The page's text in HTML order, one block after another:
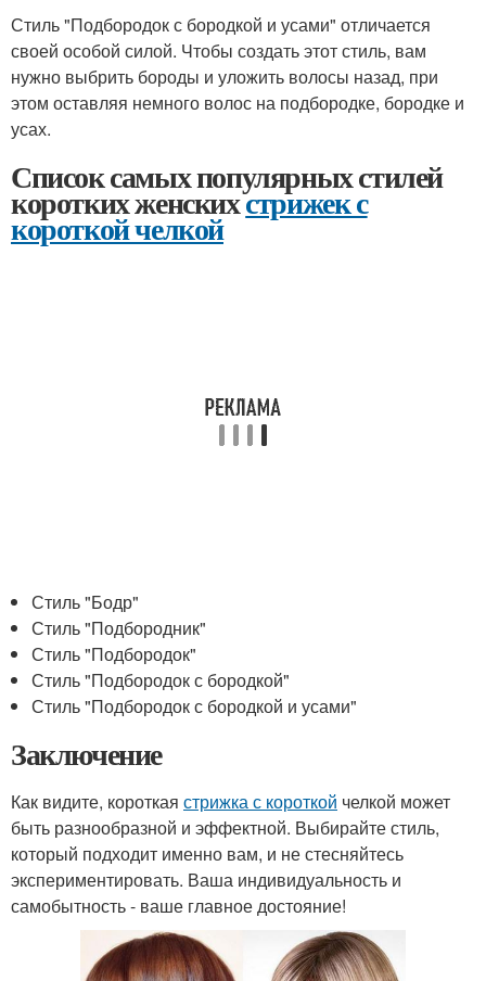
Стиль "Подбородок с бородкой и усами" отличается
своей особой силой. Чтобы создать этот стиль, вам
нужно выбрить бороды и уложить волосы назад, при
этом оставляя немного волос на подбородке, бородке и
усах.
Список самых популярных стилей
коротких женскихстрижек с
короткой челкой
Стиль "Бодр"
Стиль "Подбородник"
Стиль "Подбородок"
Стиль "Подбородок с бородкой"
Стиль "Подбородок с бородкой и усами"
Заключение
Как видите, короткая стрижка с короткой челкой может
быть разнообразной и эффектной. Выбирайте стиль,
который подходит именно вам, и не стесняйтесь
экспериментировать. Ваша индивидуальность и
самобытность - ваше главное достояние!